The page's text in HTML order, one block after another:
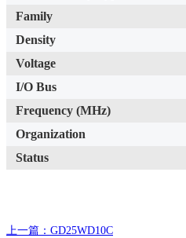
Family
Density
Voltage
I/O Bus
Frequency (MHz)
Organization
Status
上一篇：GD25WD10C